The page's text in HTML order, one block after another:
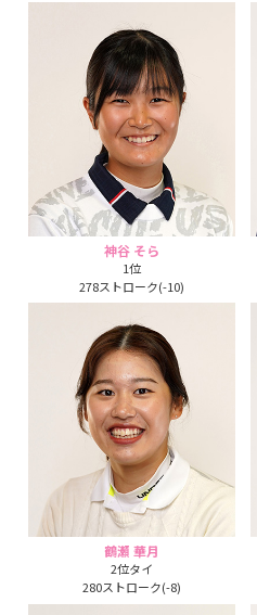
神谷 そら
1位
278ストローク(-10)
鶴瀬 華月
2位タイ
280ストローク(-8)